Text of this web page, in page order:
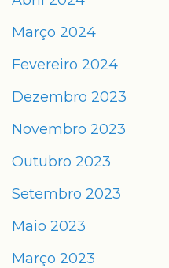
Março 2024
Fevereiro 2024
Dezembro 2023
Novembro 2023
Outubro 2023
Setembro 2023
Maio 2023
Março 2023